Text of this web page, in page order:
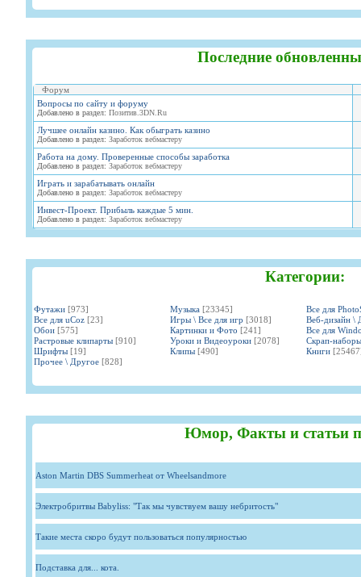
Последние
Форум
Вопросы по сайту и форуму
Добавлено в раздел: Позитив.3DN.Ru
Лучшее онлайн казино. Как обыграть казино
Добавлено в раздел: Заработок вебмастеру
Работа на дому. Проверенные способы заработка
Добавлено в раздел: Заработок вебмастеру
Играть и зарабатывать онлайн
Добавлено в раздел: Заработок вебмастеру
Инвест-Проект. Прибыль каждые 5 мин.
Добавлено в раздел: Заработок вебмастеру
Категории:
Футажи [973] Музыка [23345]
Все для
Все для uCoz [23] Игры \ Все для игр [3018]
Веб-дизайн \
Обои [575] Картинки и Фото [241]
Все для
Растровые клипарты [910] Уроки и Видеоуроки [2078]
Скрап-наборы
Шрифты [19] Клипы [490] Книги
Прочее \ Другое [828]
Юмор, Факты и статьи
Aston Martin DBS Summerheat от Wheelsandmore
Электробритвы Babyliss: "Так мы чувствуем вашу небритость"
Такие места скоро будут пользоваться популярностью
Подставка для... кота.